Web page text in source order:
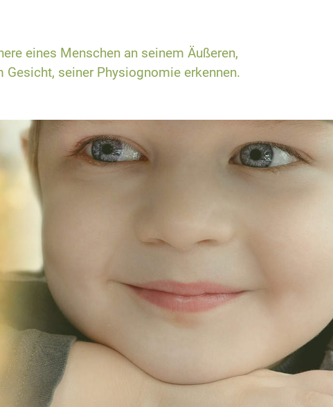
eines Menschen an seinem Äußeren,
Gesicht, seiner Physiognomie erkennen.